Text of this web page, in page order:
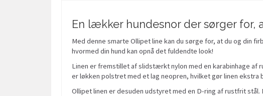
En lækker hundesnor der sørger
Med denne smarte Ollipet line kan du sørge for, at du og din
hvormed din hund kan opnå det fuldendte look!
Linen er fremstillet af slidstærkt nylon med en karabinhage af
er løkken polstret med et lag neopren, hvilket gør linen ekstra
Ollipet linen er desuden udstyret med en D-ring af rustfrit stål.